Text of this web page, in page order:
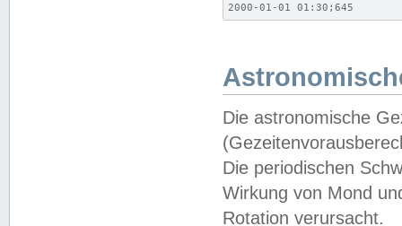
2000-01-01 01:30;645
Die astronomische
Die periodischen
Wirkung von Mond
Rotation verursacht.